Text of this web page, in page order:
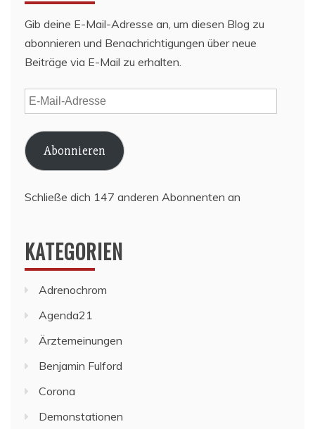
Gib deine E-Mail-Adresse an, um diesen Blog zu
abonnieren und Benachrichtigungen über neue
Beiträge via E-Mail zu erhalten.
E-
Mail-
Adresse
Abonnieren
Schließe dich 147 anderen Abonnenten an
KATEGORIEN
Adrenochrom
Agenda21
Ärztemeinungen
Benjamin Fulford
Corona
Demonstationen